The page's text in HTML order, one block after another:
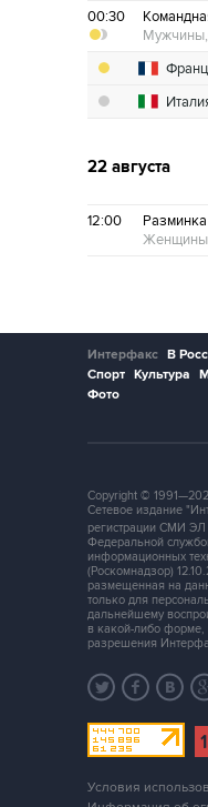
00:30
Мужчины,
22 августа
12:00
Разминка
Интерфакс В
Спорт Культура
Фото
Copyright ©
Сетевое издание
регистрации СМИ
Федеральной
информационных
(Роскомнадзор)
размещенная на
только для
дальнейшему
в какой-либо форме,
разрешения
Условия